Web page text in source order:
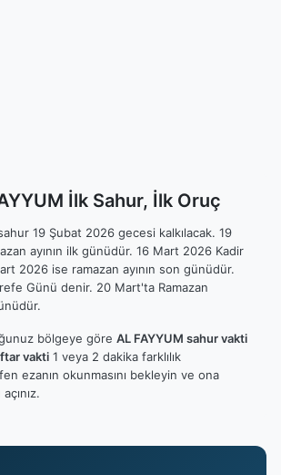
İlk Sahur, İlk Oruç
19 Şubat 2026 gecesi kalkılacak. 19
ayının ilk günüdür. 16 Mart 2026 Kadir
2026 ise ramazan ayının son günüdür.
Günü denir. 20 Mart'ta Ramazan
bölgeye göre AL FAYYUM sahur vakti
vakti 1 veya 2 dakika farklılık
ezanın okunmasını bekleyin ve ona